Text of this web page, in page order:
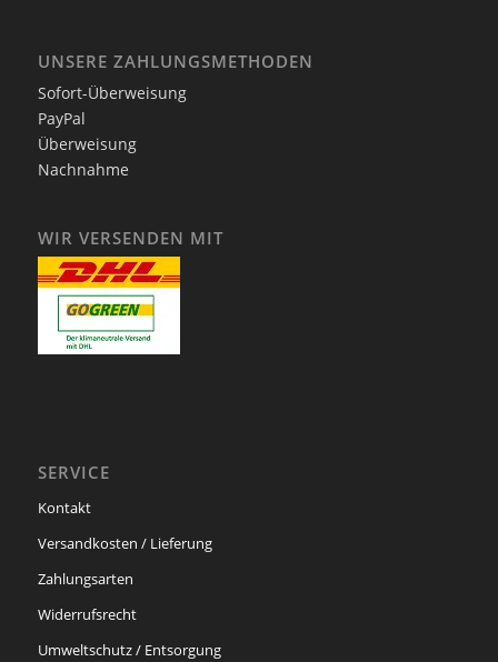
UNSERE ZAHLUNGSMETHODEN
Sofort-Überweisung
PayPal
Überweisung
Nachnahme
WIR VERSENDEN MIT
SERVICE
Kontakt
Versandkosten / Lieferung
Zahlungsarten
Widerrufsrecht
Umweltschutz / Entsorgung